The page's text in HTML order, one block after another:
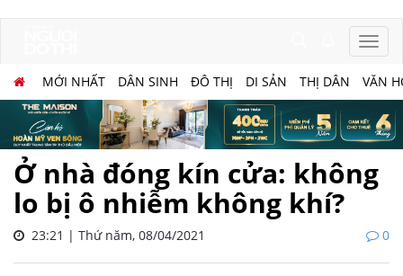
MỚI NHẤT DÂN SINH ĐÔ THỊ DI SẢN THỊ DÂN VĂN
Ở nhà đóng kín cửa: không
lo bị ô nhiễm không khí?
23:21 | Thứ năm, 08/04/2021 0